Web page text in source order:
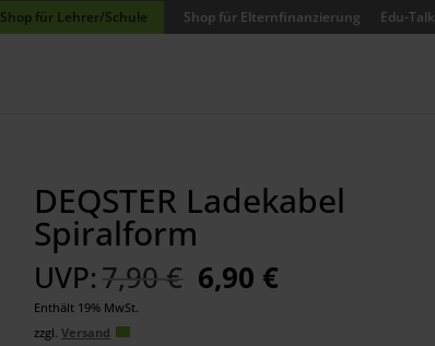
Shop für Lehrer/Schule Shop für Elternfinanzierung Edu-Talk
DEQSTER Ladekabel
Spiralform
UVP:7,90 € Ursprünglicher
Preis
6,90 €Aktueller
Enthält 19% MwSt.
zzgl.Versand